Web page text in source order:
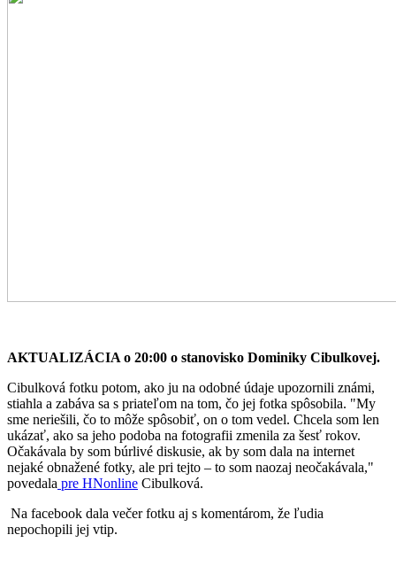
AKTUALIZÁCIA o 20:00 o stanovisko Dominiky Cibulkovej.
Cibulková fotku potom, ako ju na odobné údaje upozornili známi,
stiahla a zabáva sa s priateľom na tom, čo jej fotka spôsobila. "My
sme neriešili, čo to môže spôsobiť, on o tom vedel. Chcela som len
ukázať, ako sa jeho podoba na fotografii zmenila za šesť rokov.
Očakávala by som búrlivé diskusie, ak by som dala na internet
nejaké obnažené fotky, ale pri tejto – to som naozaj neočakávala,"
povedala pre HNonline Cibulková.
Na facebook dala večer fotku aj s komentárom, že ľudia
nepochopili jej vtip.